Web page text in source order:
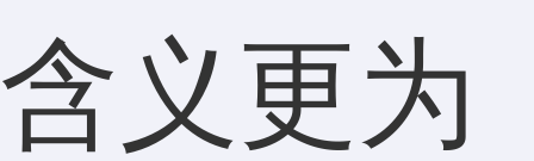
含义更为